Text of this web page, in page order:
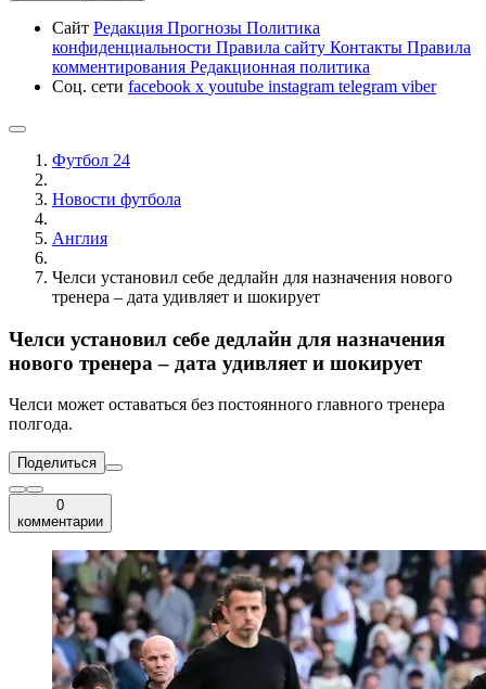
Сайт Редакция Прогнозы Политика
конфиденциальности Правила сайту Контакты Правила
комментирования Редакционная политика
Соц. сети facebook x youtube instagram telegram viber
Футбол 24
Новости футбола
Англия
Челси установил себе дедлайн для назначения нового
тренера – дата удивляет и шокирует
Челси установил себе дедлайн для назначения
нового тренера – дата удивляет и шокирует
Челси может оставаться без постоянного главного тренера
полгода.
Поделиться
0
комментарии